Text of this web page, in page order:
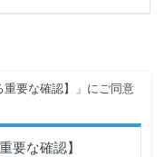
要な確認】」にご同意
要な確認】